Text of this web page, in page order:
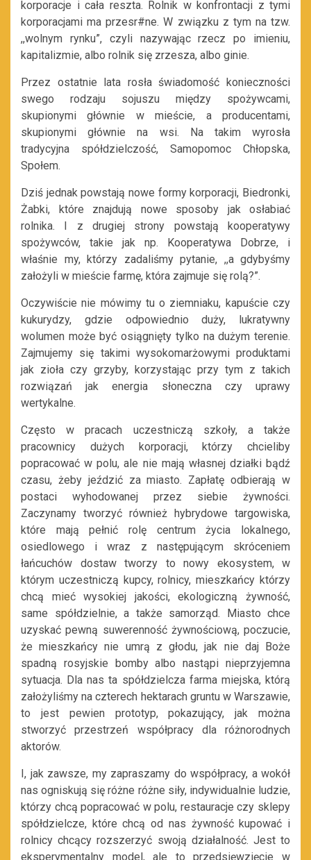
korporacje i cała reszta. Rolnik w konfrontacji z tymi
korporacjami ma przesr#ne. W związku z tym na tzw.
,,wolnym rynku”, czyli nazywając rzecz po imieniu,
kapitalizmie, albo rolnik się zrzesza, albo ginie.
Przez ostatnie lata rosła świadomość konieczności
swego rodzaju sojuszu między spożywcami,
skupionymi głównie w mieście, a producentami,
skupionymi głównie na wsi. Na takim wyrosła
tradycyjna spółdzielczość, Samopomoc Chłopska,
Społem.
Dziś jednak powstają nowe formy korporacji, Biedronki,
Żabki, które znajdują nowe sposoby jak osłabiać
rolnika. I z drugiej strony powstają kooperatywy
spożywców, takie jak np. Kooperatywa Dobrze, i
właśnie my, którzy zadaliśmy pytanie, ,,a gdybyśmy
założyli w mieście farmę, która zajmuje się rolą?”.
Oczywiście nie mówimy tu o ziemniaku, kapuście czy
kukurydzy, gdzie odpowiednio duży, lukratywny
wolumen może być osiągnięty tylko na dużym terenie.
Zajmujemy się takimi wysokomarżowymi produktami
jak zioła czy grzyby, korzystając przy tym z takich
rozwiązań jak energia słoneczna czy uprawy
wertykalne.
Często w pracach uczestniczą szkoły, a także
pracownicy dużych korporacji, którzy chcieliby
popracować w polu, ale nie mają własnej działki bądź
czasu, żeby jeździć za miasto. Zapłatę odbierają w
postaci wyhodowanej przez siebie żywności.
Zaczynamy tworzyć również hybrydowe targowiska,
które mają pełnić rolę centrum życia lokalnego,
osiedlowego i wraz z następującym skróceniem
łańcuchów dostaw tworzy to nowy ekosystem, w
którym uczestniczą kupcy, rolnicy, mieszkańcy którzy
chcą mieć wysokiej jakości, ekologiczną żywność,
same spółdzielnie, a także samorząd. Miasto chce
uzyskać pewną suwerenność żywnościową, poczucie,
że mieszkańcy nie umrą z głodu, jak nie daj Boże
spadną rosyjskie bomby albo nastąpi nieprzyjemna
sytuacja. Dla nas ta spółdzielcza farma miejska, którą
założyliśmy na czterech hektarach gruntu w Warszawie,
to jest pewien prototyp, pokazujący, jak można
stworzyć przestrzeń współpracy dla różnorodnych
aktorów.
I, jak zawsze, my zapraszamy do współpracy, a wokół
nas ogniskują się różne różne siły, indywidualnie ludzie,
którzy chcą popracować w polu, restauracje czy sklepy
spółdzielcze, które chcą od nas żywność kupować i
rolnicy chcący rozszerzyć swoją działalność. Jest to
eksperymentalny model, ale to przedsięwzięcie w